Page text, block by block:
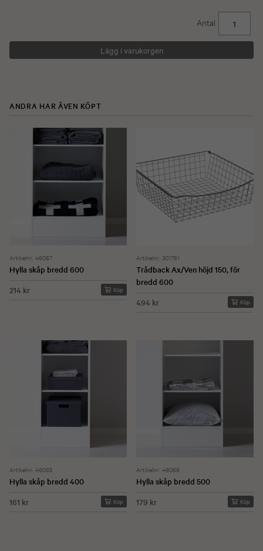
Antal
ANDRA HAR ÄVEN KÖPT
Artikelnr. 46067
Hylla skåp bredd 600
214 kr
Köp
Artikelnr. 301761
Trådback Ax/Ven höjd 150, för
bredd 600
494 kr
Köp
Artikelnr. 46065
Hylla skåp bredd 400
161 kr
Köp
Artikelnr. 46066
Hylla skåp bredd 500
179 kr
Köp